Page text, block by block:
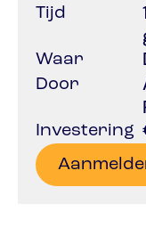
Tijd
Waar
Door
Investering